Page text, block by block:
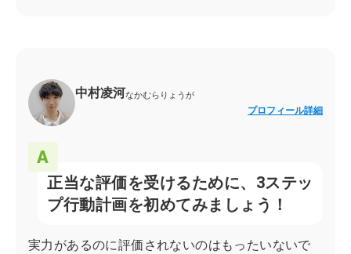
中村凌河なかむらりょうが
プロフィール詳細
正当な評価を受けるために、3ステッ
プ行動計画を初めてみましょう！
実力があるのに評価されないのはもったいないで